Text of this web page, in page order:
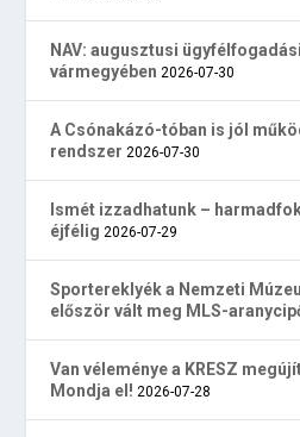
NAV: augusztusi
vármegyében 2026-07-30
A Csónakázó-tóban is jól
rendszer 2026-07-30
Ismét izzadhatunk –
éjfélig 2026-07-29
Sportereklyék a Nemzeti
először vált meg MLS-
Van véleménye a KRESZ
Mondja el! 2026-07-28